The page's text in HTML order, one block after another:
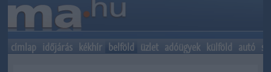
címlap időjárás kékhír belföld üzlet adóügyek külföld autó